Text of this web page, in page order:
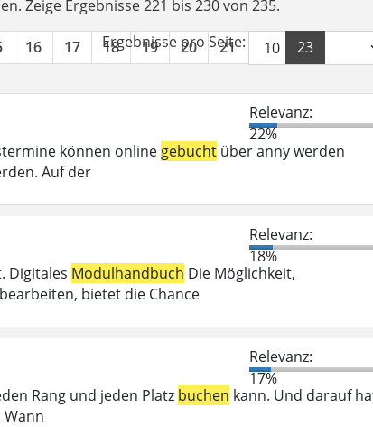
Zeige Ergebnisse 221 bis 230 von 235.
16 17 18 19 20 21 22 23
Ergebnisse pro Seite:
Relevanz:
22%
können online gebucht über anny werden
Auf der
Relevanz:
18%
Digitales Modulhandbuch Die Möglichkeit,
bietet die Chance
Relevanz:
17%
Rang und jeden Platz buchen kann. Und darauf